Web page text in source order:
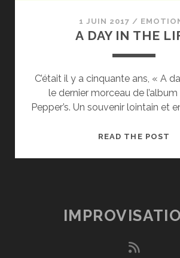
1 JUIN 2017 /
A DAY IN THE
C’était il y a cinquante ans, « A
le dernier morceau de
Pepper’s. Un souvenir lointain et
READ THE POST
rss